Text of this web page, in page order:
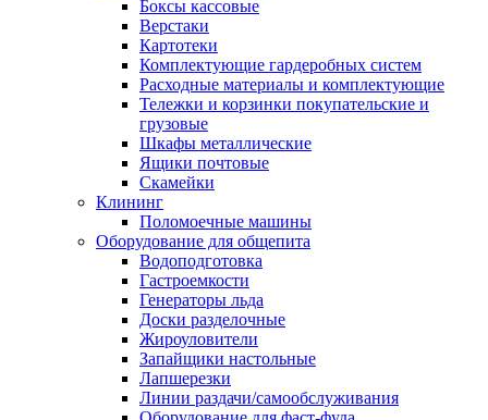
Боксы кассовые
Верстаки
Картотеки
Комплектующие гардеробных систем
Расходные материалы и комплектующие
Тележки и корзинки покупательские и
грузовые
Шкафы металлические
Ящики почтовые
Скамейки
Клининг
Поломоечные машины
Оборудование для общепита
Водоподготовка
Гастроемкости
Генераторы льда
Доски разделочные
Жироуловители
Запайщики настольные
Лапшерезки
Линии раздачи/самообслуживания